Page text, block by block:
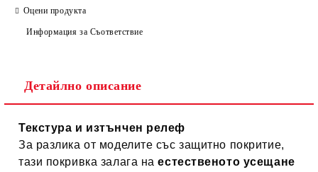
Оцени продукта
Информация за Съответствие
Детайлно описание
Текстура и изтънчен релеф
За разлика от моделите със защитно покритие,
тази покривка залага наестественото усещане